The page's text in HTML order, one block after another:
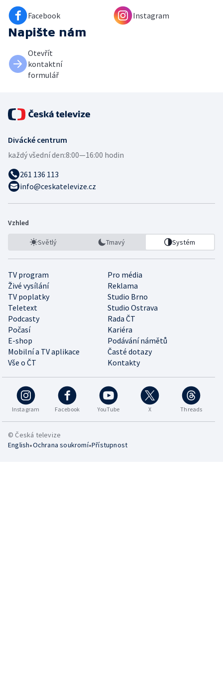
Facebook Instagram
Napište nám
Otevřít
kontaktní
formulář
Divácké centrum
každý všední den:8:00—16:00 hodin
261 136 113
info@ceskatelevize.cz
Vzhled
Světlý Tmavý Systém
TV program
Pro média
Živé vysílání
Reklama
TV poplatky
Studio Brno
Teletext
Studio Ostrava
Podcasty
Rada ČT
Počasí
Kariéra
E-shop
Podávání námětů
Mobilní a TV aplikace
Časté dotazy
Vše o ČT
Kontakty
Instagram Facebook YouTube X Threads
© Česká televize
English•Ochrana soukromí•Přístupnost